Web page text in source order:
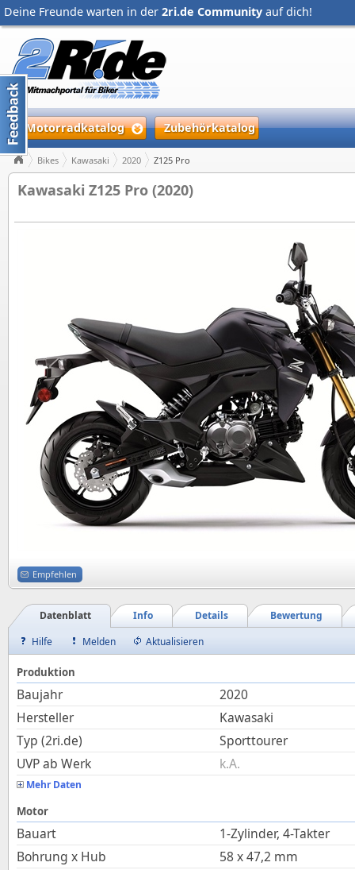
Deine Freunde warten in der 2ri.de Community auf dich!
Motorradkatalog Zubehörkatalog
Bikes Kawasaki 2020 Z125 Pro
Kawasaki Z125 Pro (2020)
Empfehlen
Bewertung
Details
Info
Datenblatt
Hilfe
Melden Aktualisieren
Produktion
Baujahr
2020
Hersteller
Kawasaki
Typ (2ri.de)
Sporttourer
UVP ab Werk
k.A.
Mehr Daten
Motor
Bauart
1-Zylinder, 4-Takter
Bohrung x Hub
58 x47,2 mm